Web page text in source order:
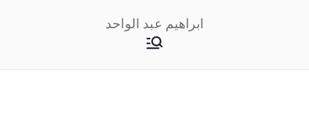
ابراهيم عبد الواحد